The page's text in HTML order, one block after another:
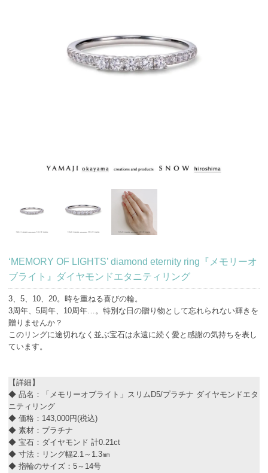
‘MEMORY OF LIGHTS’ diamond eternity ring『メモリーオ
ブライト』ダイヤモンドエタニティリング
3、5、10、20。時を重ねる喜びの輪。
3周年、5周年、10周年…。特別な日の贈り物として忘れられない輝きを
贈りませんか？
このリングに途切れなく並ぶ宝石は永遠に続く愛と感謝の気持ちを表し
ています。
【詳細】
◆ 品名：「メモリーオブライト」スリムD5/プラチナ ダイヤモンドエタ
ニティリング
◆ 価格：143,000円(税込)
◆ 素材：プラチナ
◆ 宝石：ダイヤモンド 計0.21ct
◆ 寸法：リング幅2.1～1.3㎜
◆ 指輪のサイズ：5～14号